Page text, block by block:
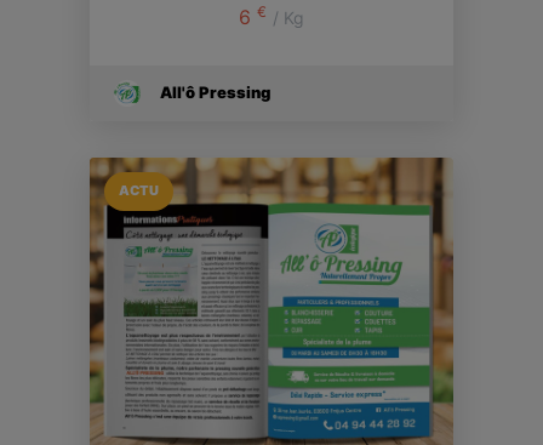
6 € / Kg
All'ô Pressing
ACTU